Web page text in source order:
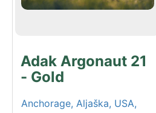
Adak Argonaut 21
- Gold
Anchorage, Aljaška, USA,